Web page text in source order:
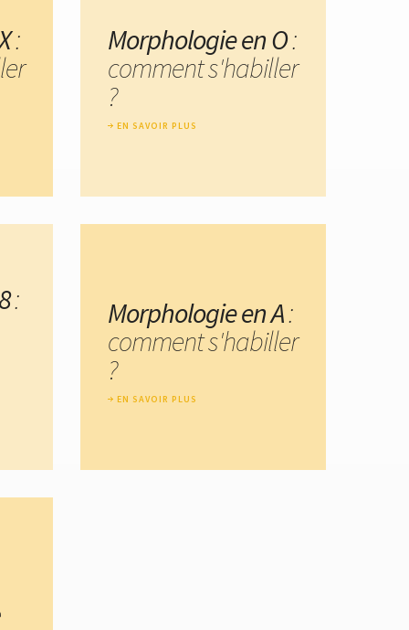
:
Morphologie en O:
comment s'habiller
?
EN SAVOIR PLUS
: Morphologie en A:
comment s'habiller
?
EN SAVOIR PLUS